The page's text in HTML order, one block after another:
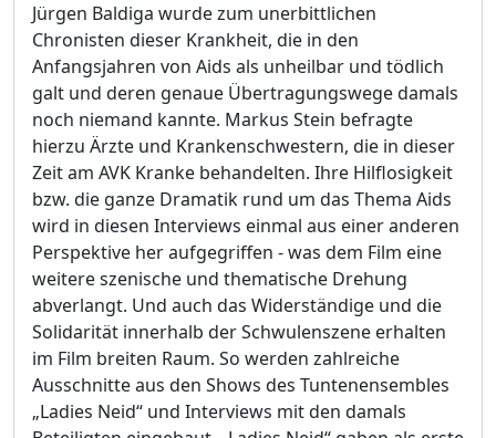
Jürgen Baldiga wurde zum unerbittlichen
Chronisten dieser Krankheit, die in den
Anfangsjahren von Aids als unheilbar und tödlich
galt und deren genaue Übertragungswege damals
noch niemand kannte. Markus Stein befragte
hierzu Ärzte und Krankenschwestern, die in dieser
Zeit am AVK Kranke behandelten. Ihre Hilflosigkeit
bzw. die ganze Dramatik rund um das Thema Aids
wird in diesen Interviews einmal aus einer anderen
Perspektive her aufgegriffen - was dem Film eine
weitere szenische und thematische Drehung
abverlangt. Und auch das Widerständige und die
Solidarität innerhalb der Schwulenszene erhalten
im Film breiten Raum. So werden zahlreiche
Ausschnitte aus den Shows des Tuntenensembles
„Ladies Neid“ und Interviews mit den damals